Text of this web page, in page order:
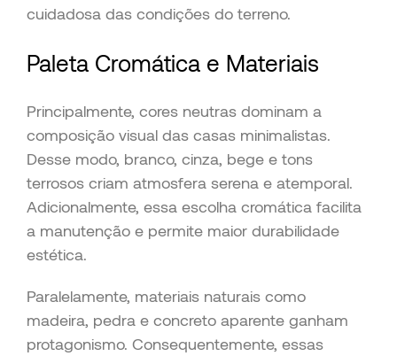
cuidadosa das condições do terreno.
Paleta Cromática e Materiais
Principalmente, cores neutras dominam a
composição visual das casas minimalistas.
Desse modo, branco, cinza, bege e tons
terrosos criam atmosfera serena e atemporal.
Adicionalmente, essa escolha cromática facilita
a manutenção e permite maior durabilidade
estética.
Paralelamente, materiais naturais como
madeira, pedra e concreto aparente ganham
protagonismo. Consequentemente, essas